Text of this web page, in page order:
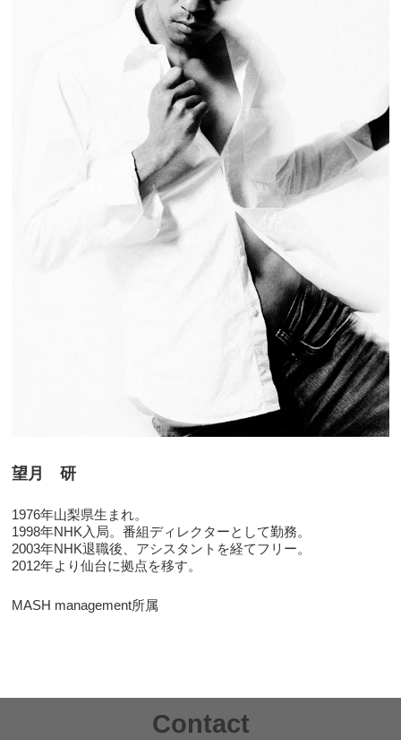
望月 研
1976年山梨県生まれ。
1998年NHK入局。番組ディレクターとして勤務。
2003年NHK退職後、アシスタントを経てフリー。
2012年より仙台に拠点を移す。
MASH management所属
Contact